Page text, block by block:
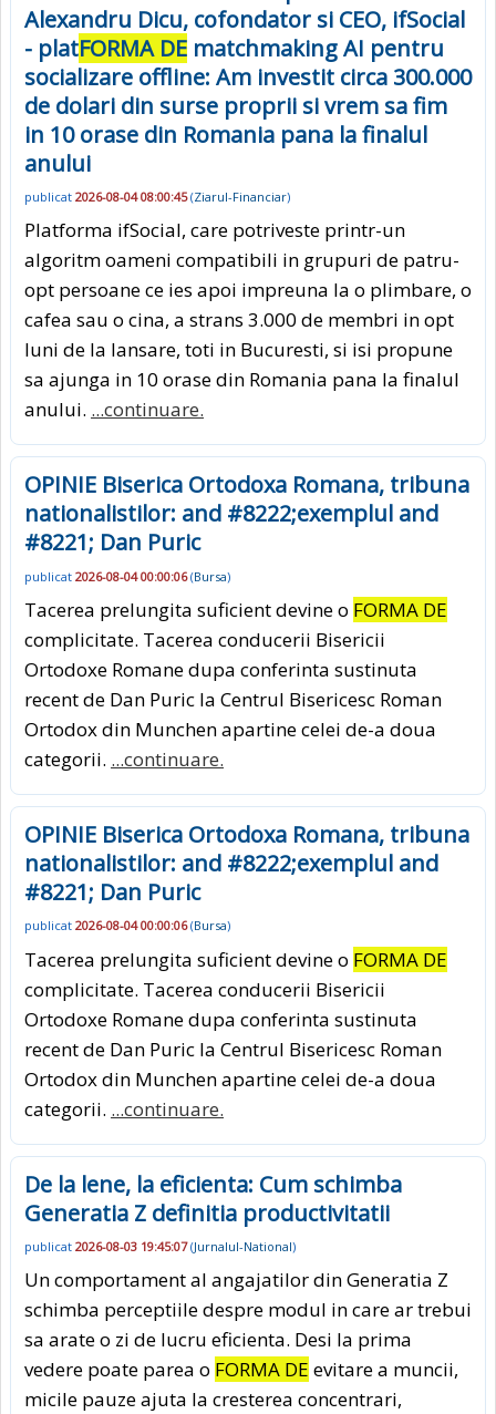
Alexandru Dicu, cofondator si CEO, ifSocial
- platFORMA DE matchmaking AI pentru
socializare offline: Am investit circa 300.000
de dolari din surse proprii si vrem sa fim
in 10 orase din Romania pana la finalul
anului
publicat 2026-08-04 08:00:45(Ziarul-Financiar)
Platforma ifSocial, care potriveste printr-un
algoritm oameni compatibili in grupuri de patru-
opt persoane ce ies apoi impreuna la o plimbare, o
cafea sau o cina, a strans 3.000 de membri in opt
luni de la lansare, toti in Bucuresti, si isi propune
sa ajunga in 10 orase din Romania pana la finalul
anului. ...continuare.
OPINIE Biserica Ortodoxa Romana, tribuna
nationalistilor: and #8222;exemplul and
#8221; Dan Puric
publicat 2026-08-04 00:00:06(Bursa)
Tacerea prelungita suficient devine o FORMA DE
complicitate. Tacerea conducerii Bisericii
Ortodoxe Romane dupa conferinta sustinuta
recent de Dan Puric la Centrul Bisericesc Roman
Ortodox din Munchen apartine celei de-a doua
categorii. ...continuare.
OPINIE Biserica Ortodoxa Romana, tribuna
nationalistilor: and #8222;exemplul and
#8221; Dan Puric
publicat 2026-08-04 00:00:06(Bursa)
Tacerea prelungita suficient devine o FORMA DE
complicitate. Tacerea conducerii Bisericii
Ortodoxe Romane dupa conferinta sustinuta
recent de Dan Puric la Centrul Bisericesc Roman
Ortodox din Munchen apartine celei de-a doua
categorii. ...continuare.
De la lene, la eficienta: Cum schimba
Generatia Z definitia productivitatii
publicat 2026-08-03 19:45:07(Jurnalul-National)
Un comportament al angajatilor din Generatia Z
schimba perceptiile despre modul in care ar trebui
sa arate o zi de lucru eficienta. Desi la prima
vedere poate parea o FORMA DE evitare a muncii,
micile pauze ajuta la cresterea concentrari,